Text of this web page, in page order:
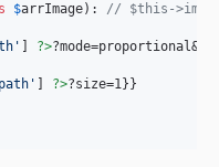
$arrImage): // $this-
' ?>
path ' ?>?size=1}}